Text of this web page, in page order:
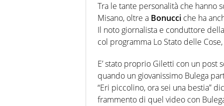
Tra le tante personalità che hanno
Misano, oltre a Bonucci che ha
Il noto giornalista e conduttore
col programma Lo Stato delle
E’ stato proprio Giletti con un post
quando un giovanissimo Bulega
“Eri piccolino, ora sei una bestia”
frammento di quel video con